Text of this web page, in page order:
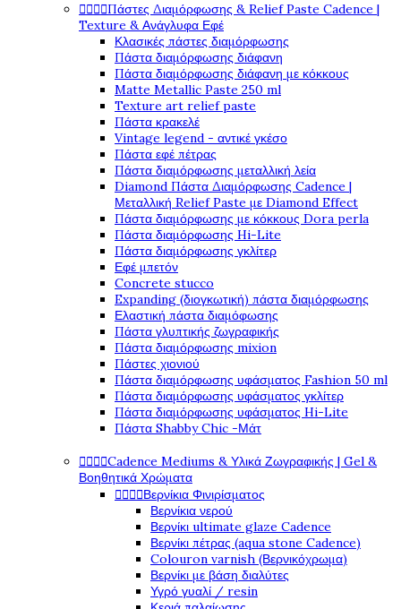
Πάστες Διαμόρφωσης & Relief Paste Cadence |
Texture & Ανάγλυφα Εφέ
Κλασικές πάστες διαμόρφωσης
Πάστα διαμόρφωσης διάφανη
Πάστα διαμόρφωσης διάφανη με κόκκους
Matte Metallic Paste 250 ml
Texture art relief paste
Πάστα κρακελέ
Vintage legend - αντικέ γκέσο
Πάστα εφέ πέτρας
Πάστα διαμόρφωσης μεταλλική λεία
Diamond Πάστα Διαμόρφωσης Cadence |
Μεταλλική Relief Paste με Diamond Effect
Πάστα διαμόρφωσης με κόκκους Dora perla
Πάστα διαμόρφωσης Hi-Lite
Πάστα διαμόρφωσης γκλίτερ
Εφέ μπετόν
Concrete stucco
Expanding (διογκωτική) πάστα διαμόρφωσης
Ελαστική πάστα διαμόφωσης
Πάστα γλυπτικής ζωγραφικής
Πάστα διαμόρφωσης mixion
Πάστες χιονιού
Πάστα διαμόρφωσης υφάσματος Fashion 50 ml
Πάστα διαμόρφωσης υφάσματος γκλίτερ
Πάστα διαμόρφωσης υφάσματος Hi-Lite
Πάστα Shabby Chic -Μάτ
Cadence Mediums & Υλικά Ζωγραφικής | Gel &
Βοηθητικά Χρώματα
Βερνίκια Φινιρίσματος
Βερνίκια νερού
Βερνίκι ultimate glaze Cadence
Βερνίκι πέτρας (aqua stone Cadence)
Colouron varnish (Βερνικόχρωμα)
Βερνίκι με βάση διαλύτες
Υγρό γυαλί / resin